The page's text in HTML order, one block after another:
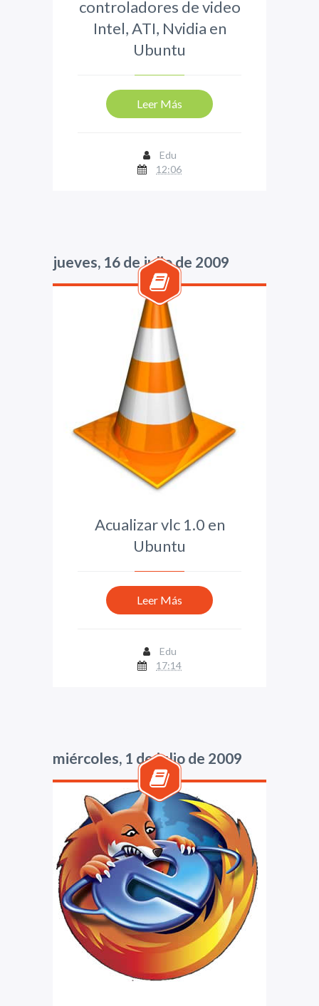
controladores de video
Intel, ATI, Nvidia en
Ubuntu
Leer Más
Edu
12:06
jueves, 16 de julio de 2009
Acualizar vlc 1.0 en
Ubuntu
Leer Más
Edu
17:14
miércoles, 1 de julio de 2009